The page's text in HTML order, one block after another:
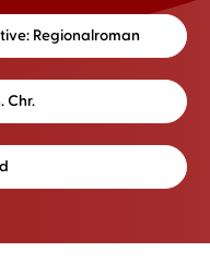
Regionalroman
Chr.